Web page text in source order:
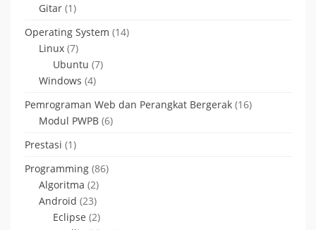
Gitar (1)
Operating System (14)
Linux (7)
Ubuntu (7)
Windows (4)
Pemrograman Web dan Perangkat Bergerak (16)
Modul PWPB (6)
Prestasi (1)
Programming (86)
Algoritma (2)
Android (23)
Eclipse (2)